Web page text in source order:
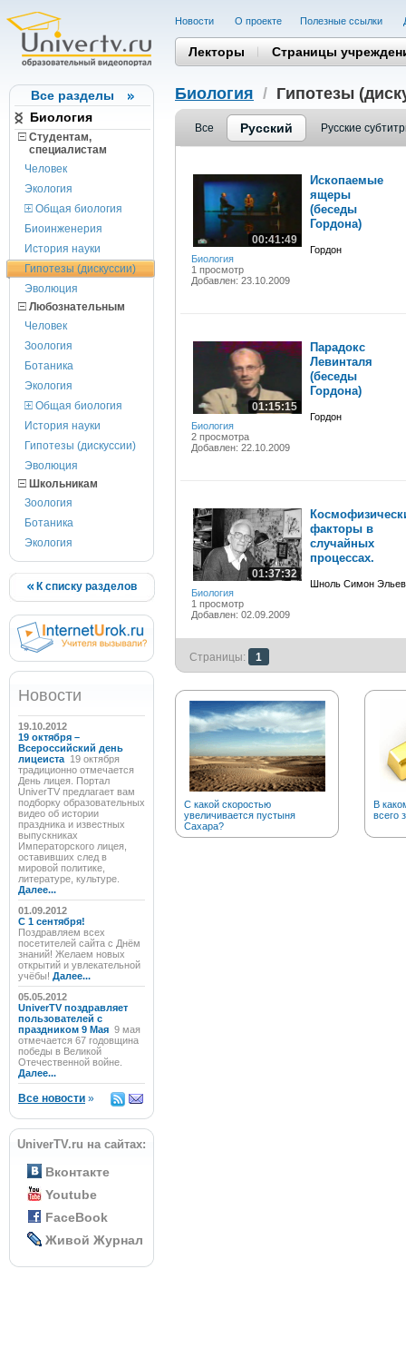
Все разделы
Биология
Студентам,
cпециалистам
Человек
Экология
Общая биология
Биоинженерия
История науки
Гипотезы (дискуссии)
Эволюция
Любознательным
Человек
Зоология
Ботаника
Экология
Общая биология
История науки
Гипотезы (дискуссии)
Эволюция
Школьникам
Зоология
Ботаника
Экология
К списку разделов
Новости
19.10.2012
19 октября –
Всероссийский день
лицеиста 19 октября
традиционно отмечается
День лицея. Портал
UniverTV предлагает вам
подборку образовательных
видео об истории
праздника и известных
выпускниках
Императорского лицея,
оставивших след в
мировой политике,
литературе, культуре.
Далее...
01.09.2012
C 1 сентября!
Поздравляем всех
посетителей сайта с Днём
знаний! Желаем новых
открытий и увлекательной
учёбы! Далее...
05.05.2012
UniverTV поздравляет
пользователей с
праздником 9 Мая 9 мая
отмечается 67 годовщина
победы в Великой
Отечественной войне.
Далее...
Все новости »
UniverTV.ru на сайтах:
Вконтакте
Youtube
FaceBook
Живой Журнал
Новости О проекте Полезные cсылки
Лекторы Страницы
Биология / Гипотезы
Все Русский Русские
00:41:49
Биология
1 просмотр
Добавлен: 23.10.2009
Ископаемые
ящеры
(беседы
Гордона)
Гордон
01:15:15
Биология
2 просмотра
Добавлен: 22.10.2009
Парадокс
Левинталя
(беседы
Гордона)
Гордон
01:37:32
Биология
1 просмотр
Добавлен: 02.09.2009
факторы в
случайных
процессах.
Шноль Симон
Страницы: 1
С какой скоростью
увеличивается пустыня
Сахара?
В
всего